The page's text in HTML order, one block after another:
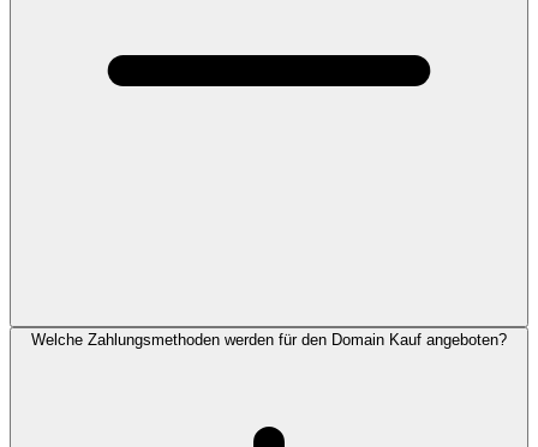
Welche Zahlungsmethoden werden für den Domain Kauf angeboten?